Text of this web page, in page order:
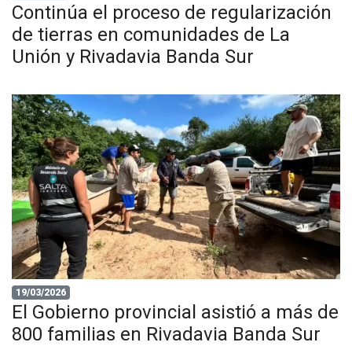
Continúa el proceso de regularización
de tierras en comunidades de La
Unión y Rivadavia Banda Sur
19/03/2026
El Gobierno provincial asistió a más de
800 familias en Rivadavia Banda Sur